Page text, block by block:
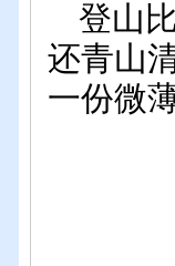
登山
还青山
一份微